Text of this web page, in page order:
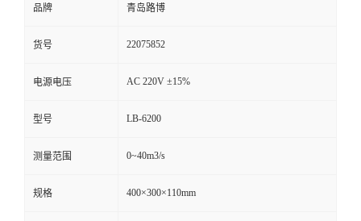
在
线
留
品牌 青岛路博
货号 22075852
电源电压 AC 220V ±15%
型号 LB-6200
测量范围 0~40m3/s
规格 400×300×110mm